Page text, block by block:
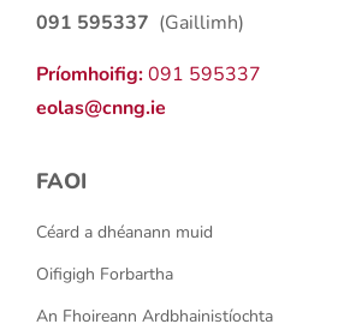
091 595337 (Gaillimh)
Príomhoifig:091 595337
eolas@cnng.ie
FAOI
Céard a dhéanann muid
Oifigigh Forbartha
An Fhoireann Ardbhainistíochta